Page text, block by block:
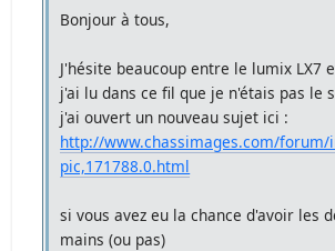
Bonjour à tous,
J'hésite beaucoup entre le lumix LX7
j'ai lu dans ce fil que je n'étais pas le
j'ai ouvert un nouveau sujet ici :
http://www.chassimages.com/forum/
pic,171788.0.html
si vous avez eu la chance d'avoir les
mains (ou pas)